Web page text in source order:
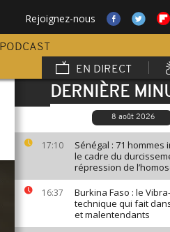
Rejoignez-nous
PODCAST
EN DIRECT
DERNIÈRE
8 août 2026
17:10
Sénégal : 71 hommes
le cadre du
répression de
16:37
Burkina Faso : le
technique qui fait
et malentendants